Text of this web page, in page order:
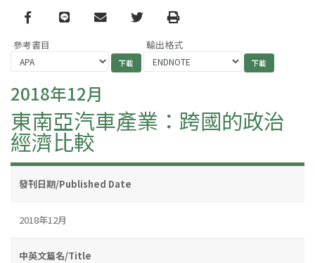
Facebook
line email TwitterPrint
參考書目 輸出格式
2018年12月
東南亞汽車產業：跨國的政治
經濟比較
發刊日期/Published Date
2018年12月
中英文篇名/Title